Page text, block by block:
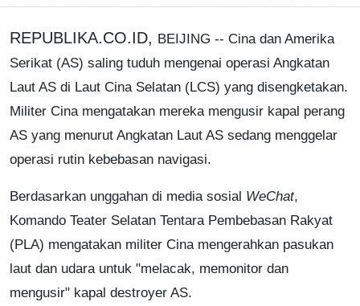
REPUBLIKA.CO.ID, BEIJING -- Cina dan Amerika
Serikat (AS) saling tuduh mengenai operasi Angkatan
Laut AS di Laut Cina Selatan (LCS) yang disengketakan.
Militer Cina mengatakan mereka mengusir kapal perang
AS yang menurut Angkatan Laut AS sedang menggelar
operasi rutin kebebasan navigasi.
Berdasarkan unggahan di media sosial WeChat,
Komando Teater Selatan Tentara Pembebasan Rakyat
(PLA) mengatakan militer Cina mengerahkan pasukan
laut dan udara untuk "melacak, memonitor dan
mengusir" kapal destroyer AS.